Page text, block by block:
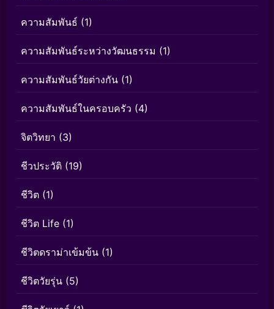
ความสัมพันธ์ (1)
ความสัมพันธ์ระหว่างวัฒนธรรม (1)
ความสัมพันธ์วัยต่างกัน (1)
ความสัมพันธ์ในครอบครัว (4)
จิตวิทยา (3)
ชีวประวัติ (19)
ชีวิต (1)
ชีวิต Life (1)
ชีวิตดราม่าเข้มข้น (1)
ชีวิตวัยรุ่น (5)